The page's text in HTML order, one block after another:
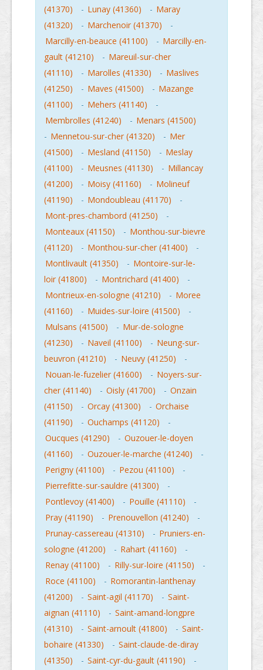
(41370) - Lunay (41360) - Maray
(41320)
- Marchenoir (41370)
-
Marcilly-en-beauce (41100)
- Marcilly-en-
gault (41210)
- Mareuil-sur-cher
(41110)
- Marolles (41330) - Maslives
(41250)
- Maves (41500) - Mazange
(41100)
- Mehers (41140)
-
Membrolles (41240)
- Menars (41500)
- Mennetou-sur-cher (41320) - Mer
(41500)
- Mesland (41150) - Meslay
(41100)
- Meusnes (41130) - Millancay
(41200)
- Moisy (41160) - Molineuf
(41190)
- Mondoubleau (41170)
-
Mont-pres-chambord (41250)
-
Monteaux (41150)
- Monthou-sur-bievre
(41120)
- Monthou-sur-cher (41400)
-
Montlivault (41350)
- Montoire-sur-le-
loir (41800)
- Montrichard (41400)
-
Montrieux-en-sologne (41210)
- Moree
(41160)
- Muides-sur-loire (41500)
-
Mulsans (41500)
- Mur-de-sologne
(41230)
- Naveil (41100) - Neung-sur-
beuvron (41210)
- Neuvy (41250)
-
Nouan-le-fuzelier (41600)
- Noyers-sur-
cher (41140)
- Oisly (41700) - Onzain
(41150)
- Orcay (41300) - Orchaise
(41190)
- Ouchamps (41120)
-
Oucques (41290)
- Ouzouer-le-doyen
(41160)
- Ouzouer-le-marche (41240)
-
Perigny (41100)
- Pezou (41100)
-
Pierrefitte-sur-sauldre (41300)
-
Pontlevoy (41400)
- Pouille (41110)
-
Pray (41190)
- Prenouvellon (41240)
-
Prunay-cassereau (41310)
- Pruniers-en-
sologne (41200)
- Rahart (41160)
-
Renay (41100)
- Rilly-sur-loire (41150)
-
Roce (41100)
- Romorantin-lanthenay
(41200)
- Saint-agil (41170) - Saint-
aignan (41110)
- Saint-amand-longpre
(41310)
- Saint-arnoult (41800) - Saint-
bohaire (41330)
- Saint-claude-de-diray
(41350)
- Saint-cyr-du-gault (41190)
-